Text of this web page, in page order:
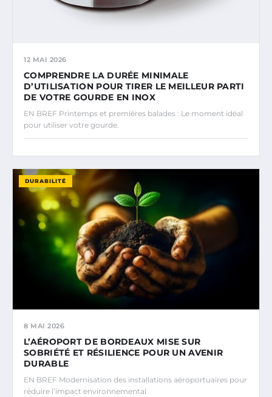
12 MAI 2026
COMPRENDRE LA DURÉE MINIMALE
D’UTILISATION POUR TIRER LE MEILLEUR PARTI
DE VOTRE GOURDE EN INOX
EN BREF Printemps et premières balades : Le moment idéal
pour utiliser votre gourde.
DURABILITÉ
8 MAI 2026
L’AÉROPORT DE BORDEAUX MISE SUR
SOBRIÉTÉ ET RÉSILIENCE POUR UN AVENIR
DURABLE
EN BREF Modernisation des installations aéroportuaires pour
réduire l’impact environnemental.